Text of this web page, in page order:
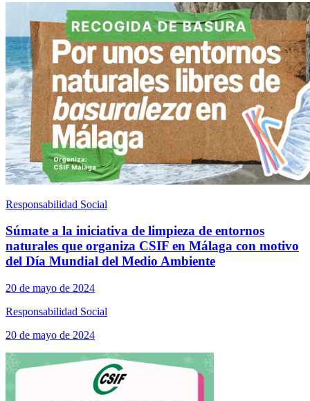
Responsabilidad Social
Súmate a la iniciativa de limpieza de entornos
naturales que organiza CSIF en Málaga con motivo
del Día Mundial del Medio Ambiente
20 de mayo de 2024
Responsabilidad Social
20 de mayo de 2024